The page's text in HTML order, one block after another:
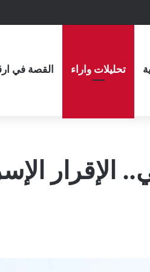
تحليلات واراء القصة في
الإقرار